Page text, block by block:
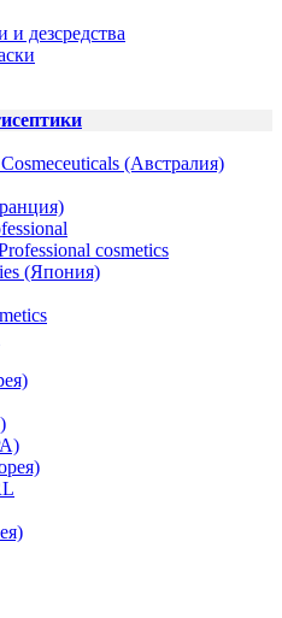
и дезсредства
(Австралия)
cosmetics
(Япония)